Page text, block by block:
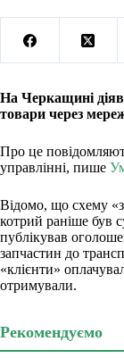
На Черкащині
товари через
Про це
управлінні, пише
Відомо, що схему
котрий раніше був
публікував
запчастин до
«клієнти»
отримували.
Рекомендуємо